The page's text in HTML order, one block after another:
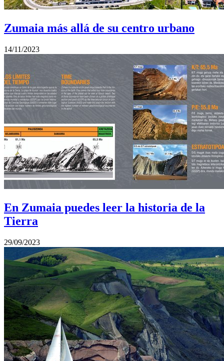
Zumaia más allá de su centro urbano
14/11/2023
En Zumaia puedes leer la historia de la
Tierra
29/09/2023